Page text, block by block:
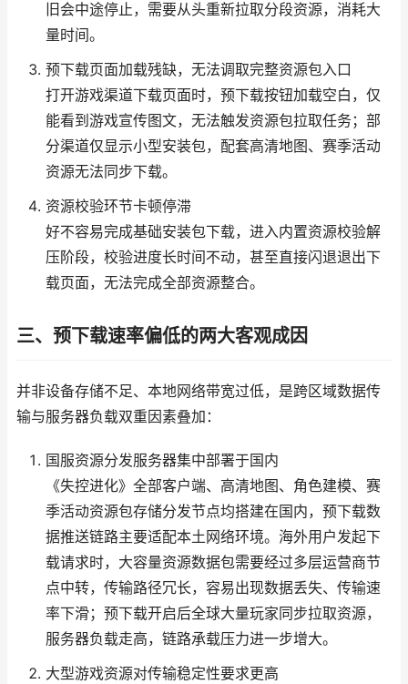
旧会中途停止，需要从头重新拉取分段资源，消耗大
量时间。
预下载页面加载残缺，无法调取完整资源包入口
打开游戏渠道下载页面时，预下载按钮加载空白，仅
能看到游戏宣传图文，无法触发资源包拉取任务；部
分渠道仅显示小型安装包，配套高清地图、赛季活动
资源无法同步下载。
资源校验环节卡顿停滞
好不容易完成基础安装包下载，进入内置资源校验解
压阶段，校验进度长时间不动，甚至直接闪退退出下
载页面，无法完成全部资源整合。
三、预下载速率偏低的两大客观成因
并非设备存储不足、本地网络带宽过低，是跨区域数据传
输与服务器负载双重因素叠加：
国服资源分发服务器集中部署于国内
《失控进化》全部客户端、高清地图、角色建模、赛
季活动资源包存储分发节点均搭建在国内，预下载数
据推送链路主要适配本土网络环境。海外用户发起下
载请求时，大容量资源数据包需要经过多层运营商节
点中转，传输路径冗长，容易出现数据丢失、传输速
率下滑；预下载开启后全球大量玩家同步拉取资源，
服务器负载走高，链路承载压力进一步增大。
大型游戏资源对传输稳定性要求更高